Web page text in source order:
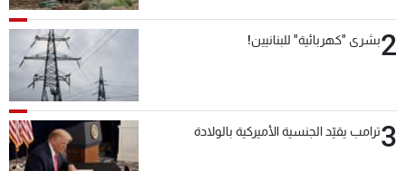
2بشرى "كهربائية" للبنانيين!
3ترامب يقيّد الجنسية الأميركية بالولادة